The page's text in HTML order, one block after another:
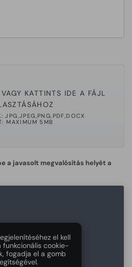
KATTINTS IDE A FÁJL
JPG,JPEG,PNG,PDF,DOCX
MAXIMUM 5MB
a javasolt megvalósítás helyét a
el kell
funkcionális cookie-
fogadja el a gomb